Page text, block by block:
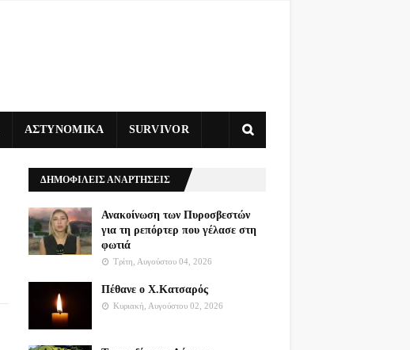
ΑΣΤΥΝΟΜΙΚΑ SURVIVOR
ΔΗΜΟΦΙΛΕΙΣ ΑΝΑΡΤΗΣΕΙΣ
Ανακοίνωση των Πυροσβεστών
για τη ρεπόρτερ που γέλασε στη
φωτιά
Τρίτη, Αυγούστου 04, 2026
Πέθανε ο Χ.Κατσαρός
Κυριακή, Αυγούστου 02, 2026